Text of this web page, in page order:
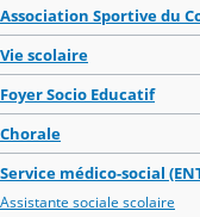
Association Sportive du
Vie scolaire
Foyer Socio Educatif
Chorale
Service médico-social
Assistante sociale scolaire